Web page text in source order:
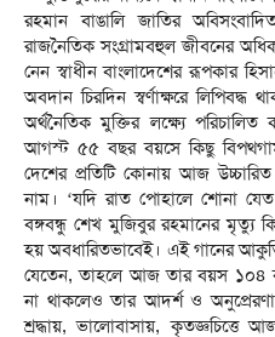
রহমান বাঙালি জাতির
রাজনৈতিক সংগ্রামবহুল জীবনের
নেন স্বাধীন বাংলাদেশের রূপকার
অবদান চিরদিন স্বর্ণাক্ষরে লিপিবদ্ধ
অর্থনৈতিক মুক্তির লক্ষ্যে
আগস্ট ৫৫ বছর বয়সে কিছু
দেশের প্রতিটি কোনায় আজ
নাম। ‘যদি রাত পোহালে শোনা
বঙ্গবন্ধু শেখ মুজিবুর রহমানের মৃত্যু
হয় অবধারিতভাবেই। এই গানের
যেতেন, তাহলে আজ তার বয়স ১০৪
না থাকলেও তার আদর্শ ও
শ্রদ্ধায়, ভালোবাসায়, কৃতজ্ঞচিত্তে